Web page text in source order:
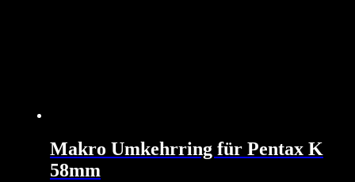
Makro Umkehrring für Pentax K
58mm